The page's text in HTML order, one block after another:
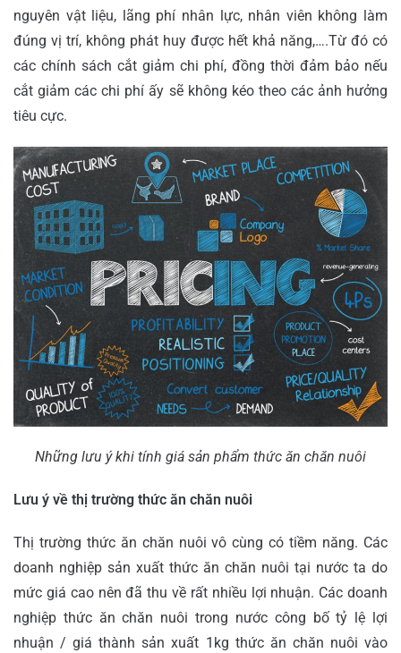
nguyên vật liệu, lãng phí nhân lực, nhân viên không làm
đúng vị trí, không phát huy được hết khả năng,….Từ đó có
các chính sách cắt giảm chi phí, đồng thời đảm bảo nếu
cắt giảm các chi phí ấy sẽ không kéo theo các ảnh hưởng
tiêu cực.
Những lưu ý khi tính giá sản phẩm thức ăn chăn nuôi
Lưu ý về thị trường thức ăn chăn nuôi
Thị trường thức ăn chăn nuôi vô cùng có tiềm năng. Các
doanh nghiệp sản xuất thức ăn chăn nuôi tại nước ta do
mức giá cao nên đã thu về rất nhiều lợi nhuận. Các doanh
nghiệp thức ăn chăn nuôi trong nước công bố tỷ lệ lợi
nhuận / giá thành sản xuất 1kg thức ăn chăn nuôi vào